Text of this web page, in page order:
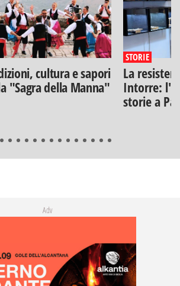
cultura e sapori
"Sagra della Manna"
STORIE
La
Intorre:
storie a
Adv